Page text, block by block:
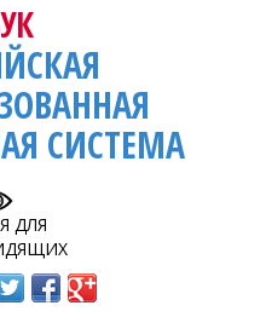
СИСТЕМА
ДЛЯ